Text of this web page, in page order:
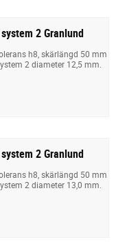
2 Granlund
h8, skärlängd 50 mm
2 diameter 12,5 mm.
2 Granlund
h8, skärlängd 50 mm
2 diameter 13,0 mm.